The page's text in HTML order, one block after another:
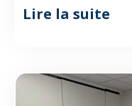
Les peintures et
Lire la suite